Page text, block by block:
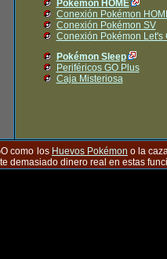
Pokémon HOME
Conexión Pokémon
Conexión Pokémon SV
Conexión Pokémon Let's
Pokémon Sleep
Periféricos GO Plus
Caja Misteriosa
como los Huevos Pokémon o la
demasiado dinero real en estas